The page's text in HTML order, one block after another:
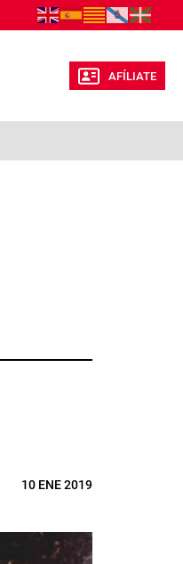
AFÍLIATE
10 ENE 2019